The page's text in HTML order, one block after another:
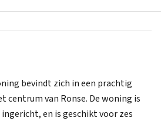
bevindt zich in een prachtig
centrum van Ronse. De woning is
en is geschikt voor zes